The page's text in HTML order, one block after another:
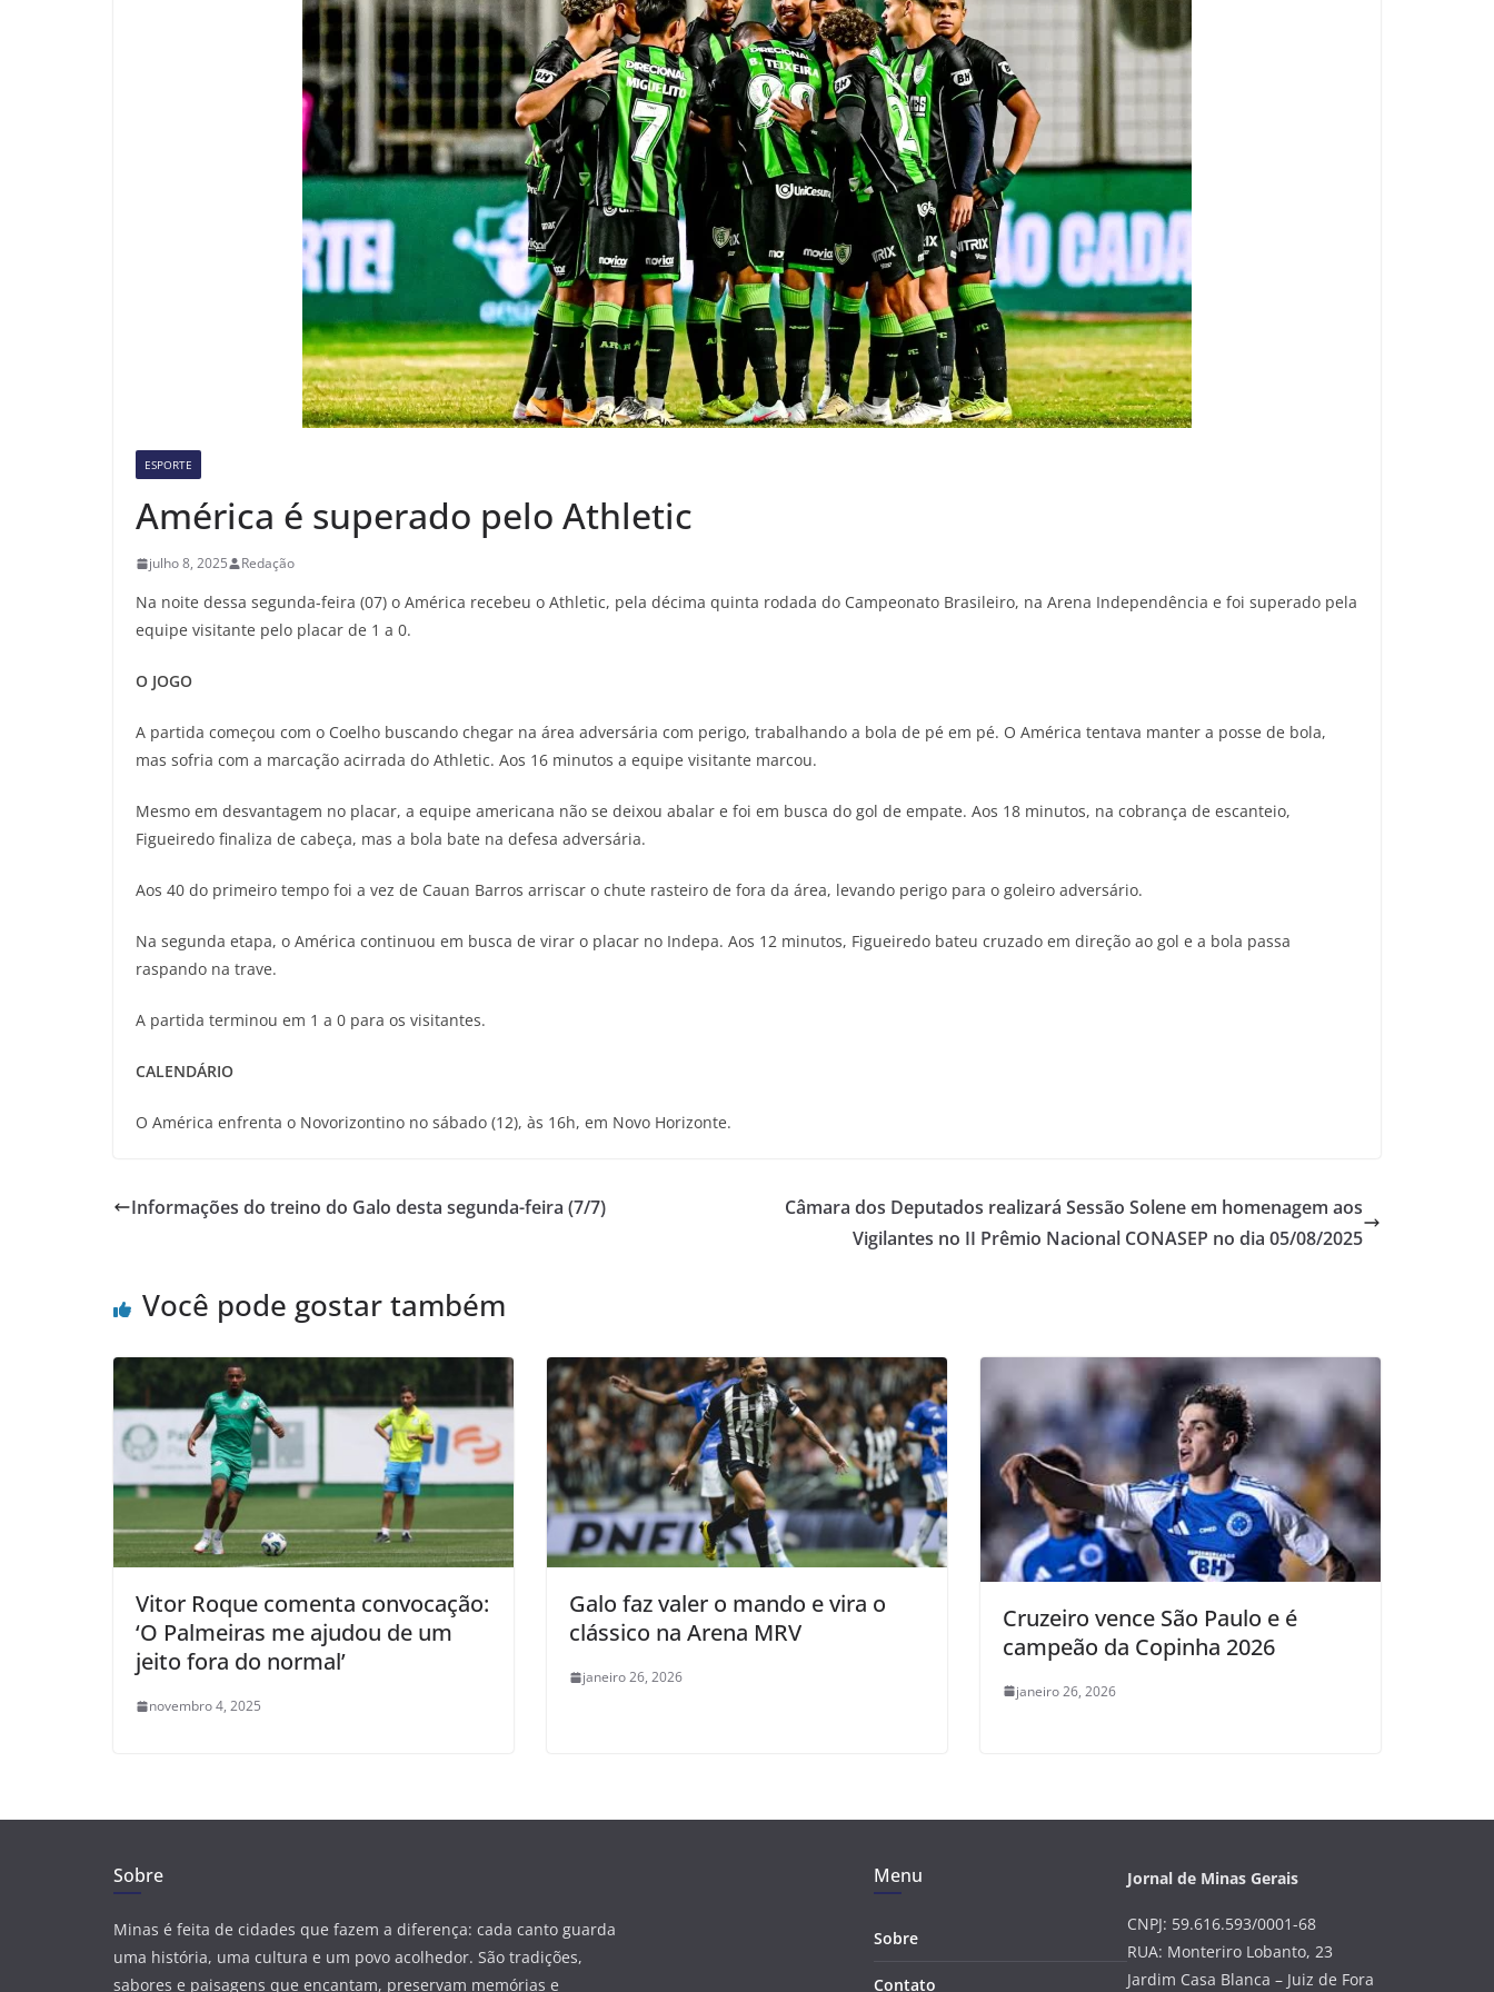
ESPORTE
América é superado pelo Athletic
julho 8, 2025 Redação
Na noite dessa segunda-feira (07) o América recebeu o Athletic, pela décima quinta rodada do Campeonato Brasileiro, na Arena Independência e foi superado pela
equipe visitante pelo placar de 1 a 0.
O JOGO
A partida começou com o Coelho buscando chegar na área adversária com perigo, trabalhando a bola de pé em pé. O América tentava manter a posse de bola,
mas sofria com a marcação acirrada do Athletic. Aos 16 minutos a equipe visitante marcou.
Mesmo em desvantagem no placar, a equipe americana não se deixou abalar e foi em busca do gol de empate. Aos 18 minutos, na cobrança de escanteio,
Figueiredo finaliza de cabeça, mas a bola bate na defesa adversária.
Aos 40 do primeiro tempo foi a vez de Cauan Barros arriscar o chute rasteiro de fora da área, levando perigo para o goleiro adversário.
Na segunda etapa, o América continuou em busca de virar o placar no Indepa. Aos 12 minutos, Figueiredo bateu cruzado em direção ao gol e a bola passa
raspando na trave.
A partida terminou em 1 a 0 para os visitantes.
CALENDÁRIO
O América enfrenta o Novorizontino no sábado (12), às 16h, em Novo Horizonte.
Informações do treino do Galo desta segunda-feira (7/7)
Câmara dos Deputados realizará Sessão Solene em homenagem aos
Vigilantes no II Prêmio Nacional CONASEP no dia 05/08/2025
Você pode gostar também
Vitor Roque comenta convocação:
‘O Palmeiras me ajudou de um
jeito fora do normal’
novembro 4, 2025
Galo faz valer o mando e vira o
clássico na Arena MRV
janeiro 26, 2026
Cruzeiro vence São Paulo e é
campeão da Copinha 2026
janeiro 26, 2026
Sobre
Minas é feita de cidades que fazem a diferença: cada canto guarda
uma história, uma cultura e um povo acolhedor. São tradições,
sabores e paisagens que encantam, preservam memórias e
Menu
Sobre
Contato
Jornal de Minas Gerais
CNPJ: 59.616.593/0001-68
RUA: Monteriro Lobanto, 23
Jardim Casa Blanca – Juiz de Fora